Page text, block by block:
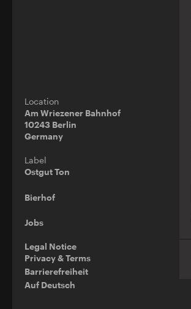
Location
Am Wriezener Bahnhof
10243 Berlin
Germany
Label
Ostgut Ton
Bierhof
Jobs
Legal Notice
Privacy & Terms
Barrierefreiheit
Auf Deutsch